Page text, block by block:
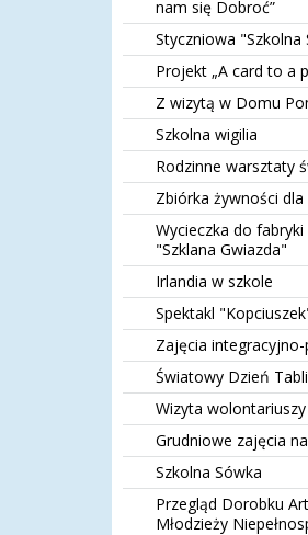
nam się Dobroć”
Styczniowa "Szkolna
Projekt „A card to a
Z wizytą w Domu
Szkolna wigilia
Rodzinne warsztaty
Zbiórka żywności
Wycieczka do
"Szklana Gwiazda"
Irlandia w szkole
Spektakl
Zajęcia
Światowy Dzień
Wizyta wolontariuszy
Grudniowe zajęcia
Szkolna Sówka
Przegląd Dorobku
Młodzieży